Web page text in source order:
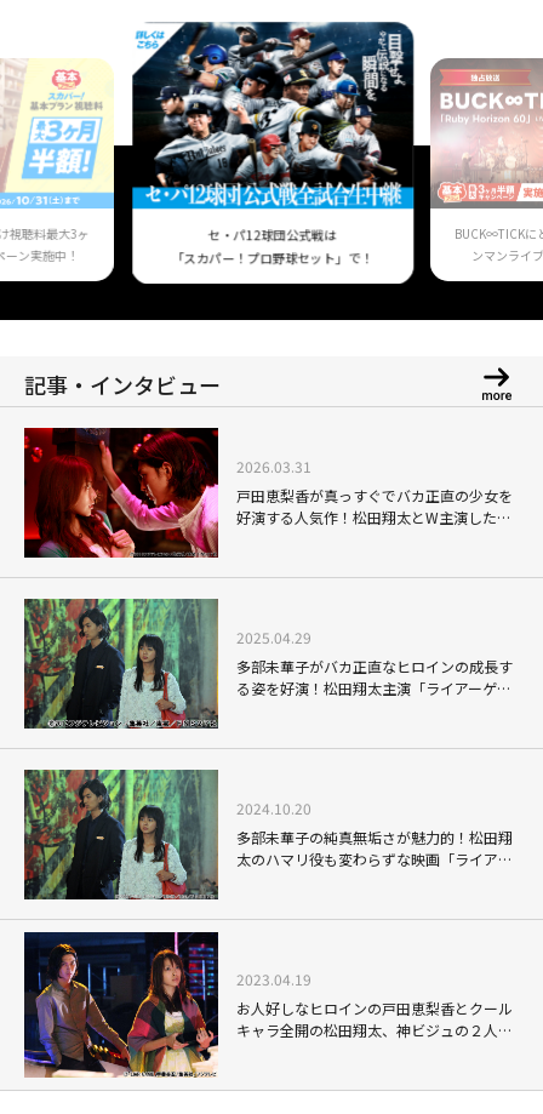
視聴料最大3ヶ
ン実施中！
セ・パ12球団公式戦は
「スカパー！プロ野球セット」で！
BUCK∞TICKに
ンマンライ
記事・インタビュー
2026.03.31
戸田恵梨香が真っすぐでバカ正直の少女を
好演する人気作！松田翔太とW主演した
2025.04.29
多部未華子がバカ正直なヒロインの成長す
る姿を好演！松田翔太主演「ライアーゲー
2024.10.20
多部未華子の純真無垢さが魅力的！松田翔
太のハマリ役も変わらずな映画「ライアー
2023.04.19
お人好しなヒロインの戸田恵梨香とクール
キャラ全開の松田翔太、神ビジュの２人が